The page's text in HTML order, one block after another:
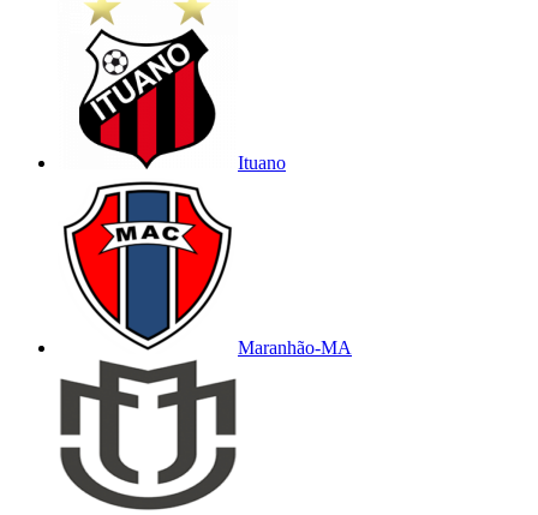
Ituano
Maranhão-MA